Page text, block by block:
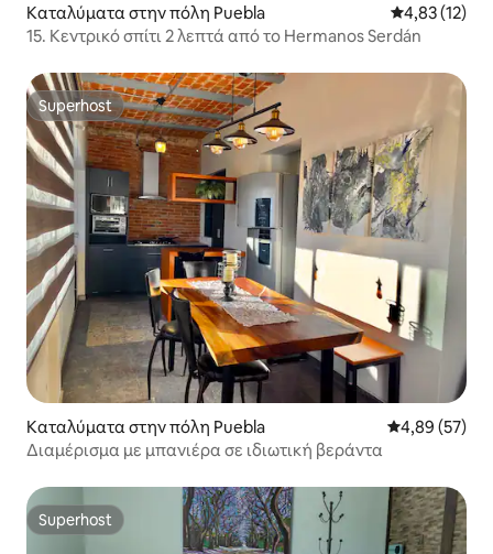
Καταλύματα στην πόλη Puebla Μέση
4,83 (12)
15. Κεντρικό σπίτι 2 λεπτά από το Hermanos Serdán
Superhost
Superhost
Καταλύματα στην πόλη Puebla Μέση
4,89 (57)
Διαμέρισμα με μπανιέρα σε ιδιωτική βεράντα
Superhost
Superhost